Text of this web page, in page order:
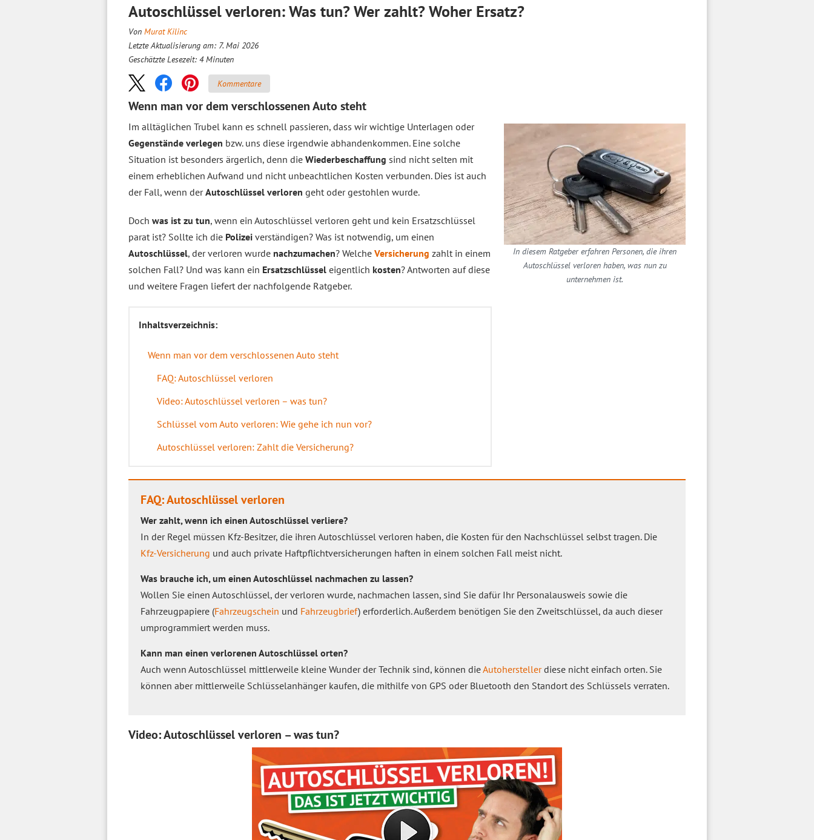
Autoschlüssel verloren: Was tun? Wer zahlt? Woher Ersatz?
Von Murat Kilinc
Letzte Aktualisierung am: 7. Mai 2026
Geschätzte Lesezeit: 4 Minuten
Kommentare
Wenn man vor dem verschlossenen Auto steht
In diesem Ratgeber erfahren Personen, die ihren
Autoschlüssel verloren haben, was nun zu
unternehmen ist.
Im alltäglichen Trubel kann es schnell passieren, dass wir wichtige Unterlagen oder
Gegenstände verlegen bzw. uns diese irgendwie abhandenkommen. Eine solche
Situation ist besonders ärgerlich, denn die Wiederbeschaffung sind nicht selten mit
einem erheblichen Aufwand und nicht unbeachtlichen Kosten verbunden. Dies ist auch
der Fall, wenn derAutoschlüssel verloren geht oder gestohlen wurde.
Doch was ist zu tun, wenn ein Autoschlüssel verloren geht und kein Ersatzschlüssel
parat ist? Sollte ich die Polizei verständigen? Was ist notwendig, um einen
Autoschlüssel, der verloren wurde nachzumachen? Welche Versicherung zahlt in einem
solchen Fall? Und was kann ein Ersatzschlüssel eigentlich kosten? Antworten auf diese
und weitere Fragen liefert der nachfolgende Ratgeber.
Inhaltsverzeichnis:
Wenn man vor dem verschlossenen Auto steht
FAQ: Autoschlüssel verloren
Video: Autoschlüssel verloren – was tun?
Schlüssel vom Auto verloren: Wie gehe ich nun vor?
Autoschlüssel verloren: Zahlt die Versicherung?
FAQ: Autoschlüssel verloren
Wer zahlt, wenn ich einen Autoschlüssel verliere?
In der Regel müssen Kfz-Besitzer, die ihren Autoschlüssel verloren haben, die Kosten für den Nachschlüssel selbst tragen. Die
Kfz-Versicherung und auch private Haftpflichtversicherungen haften in einem solchen Fall meist nicht.
Was brauche ich, um einen Autoschlüssel nachmachen zu lassen?
Wollen Sie einen Autoschlüssel, der verloren wurde, nachmachen lassen, sind Sie dafür Ihr Personalausweis sowie die
Fahrzeugpapiere (Fahrzeugschein und Fahrzeugbrief) erforderlich. Außerdem benötigen Sie den Zweitschlüssel, da auch dieser
umprogrammiert werden muss.
Kann man einen verlorenen Autoschlüssel orten?
Auch wenn Autoschlüssel mittlerweile kleine Wunder der Technik sind, können dieAutoherstellerdiese nicht einfach orten. Sie
können aber mittlerweile Schlüsselanhänger kaufen, die mithilfe von GPS oder Bluetooth den Standort des Schlüssels verraten.
Video: Autoschlüssel verloren – was tun?